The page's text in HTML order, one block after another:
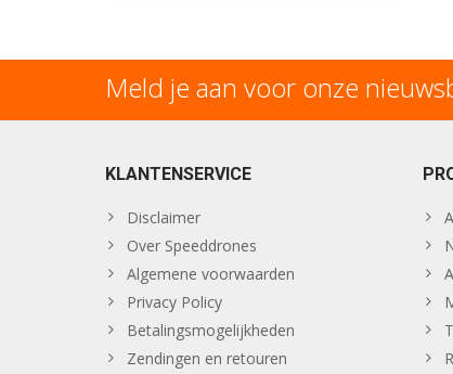
Meld je aan voor onze
KLANTENSERVICE
Disclaimer
Over Speeddrones
Algemene voorwaarden
Privacy Policy
Betalingsmogelijkheden
Zendingen en retouren